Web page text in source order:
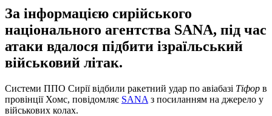
За інформацією сирійського
національного агентства SANA, під час
атаки вдалося підбити ізраїльський
військовий літак.
Системи ППО Сирії відбили ракетний удар по авіабазі Тіфор в
провінції Хомс, повідомляє SANA з посиланням на джерело у
військових колах.